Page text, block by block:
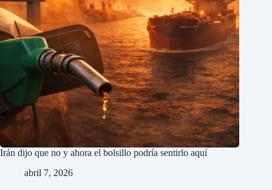
Irán dijo que no y ahora el bolsillo podría sentirlo aquí
abril 7, 2026